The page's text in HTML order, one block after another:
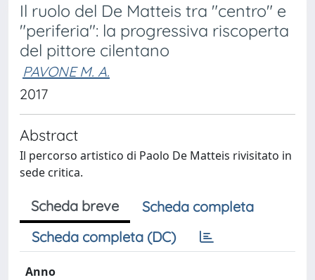
Il ruolo del De Matteis tra "centro" e
"periferia": la progressiva riscoperta
del pittore cilentano
PAVONE M. A.
2017
Abstract
Il percorso artistico di Paolo De Matteis rivisitato in
sede critica.
Scheda breve
Scheda completa
Scheda completa (DC)
Anno